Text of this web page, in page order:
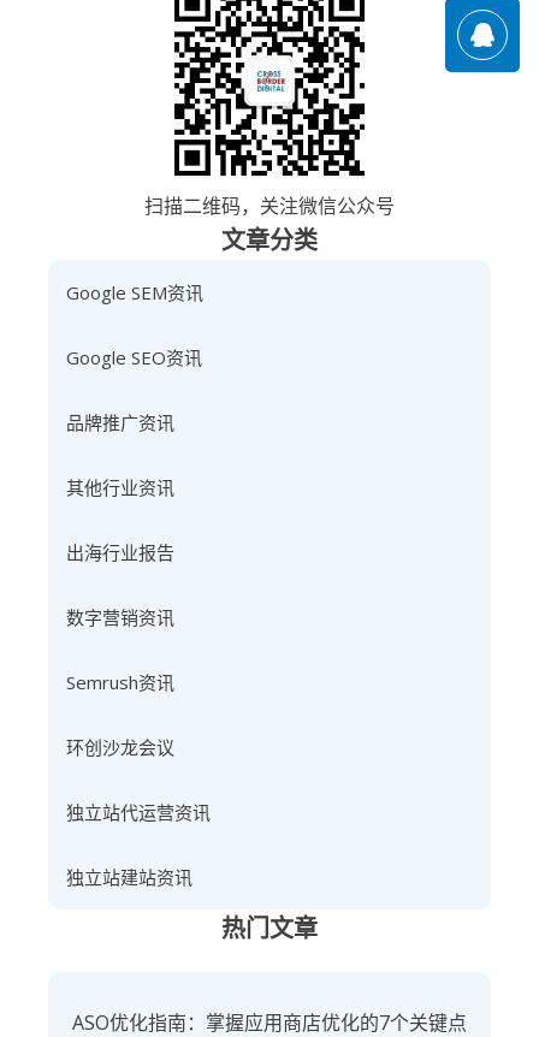
扫描二维码，关注微信公众号
文章分类
Google SEM资讯
Google SEO资讯
品牌推广资讯
其他行业资讯
出海行业报告
数字营销资讯
Semrush资讯
环创沙龙会议
独立站代运营资讯
独立站建站资讯
热门文章
ASO优化指南：掌握应用商店优化的7个关键点